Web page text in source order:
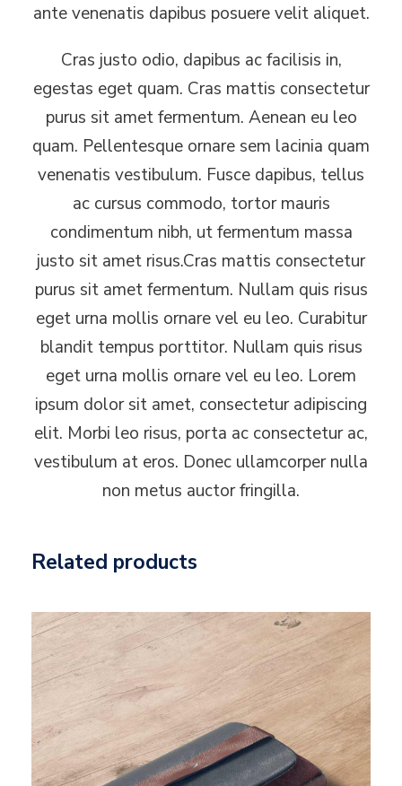
ante venenatis dapibus posuere velit aliquet.
Cras justo odio, dapibus ac facilisis in,
egestas eget quam. Cras mattis consectetur
purus sit amet fermentum. Aenean eu leo
quam. Pellentesque ornare sem lacinia quam
venenatis vestibulum. Fusce dapibus, tellus
ac cursus commodo, tortor mauris
condimentum nibh, ut fermentum massa
justo sit amet risus.Cras mattis consectetur
purus sit amet fermentum. Nullam quis risus
eget urna mollis ornare vel eu leo. Curabitur
blandit tempus porttitor. Nullam quis risus
eget urna mollis ornare vel eu leo. Lorem
ipsum dolor sit amet, consectetur adipiscing
elit. Morbi leo risus, porta ac consectetur ac,
vestibulum at eros. Donec ullamcorper nulla
non metus auctor fringilla.
Related products